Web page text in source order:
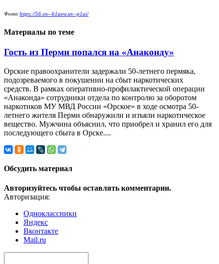
Фото https://56.xn--b1aew.xn--p1ai/
Материалы по теме
Гость из Перми попался на «Анаконду»
Орские правоохранители задержали 50-летнего пермяка,
подозреваемого в покушении на сбыт наркотических
средств. В рамках оперативно-профилактической операции
«Анаконда» сотрудники отдела по контролю за оборотом
наркотиков МУ МВД России «Орское» в ходе осмотра 50-
летнего жителя Перми обнаружили и изъяли наркотическое
вещество. Мужчина объяснил, что приобрел и хранил его для
последующего сбыта в Орске....
Обсудить материал
Авторизуйтесь чтобы оставлять комментарии.
Авторизация:
Одноклассники
Яндекс
Вконтакте
Mail.ru